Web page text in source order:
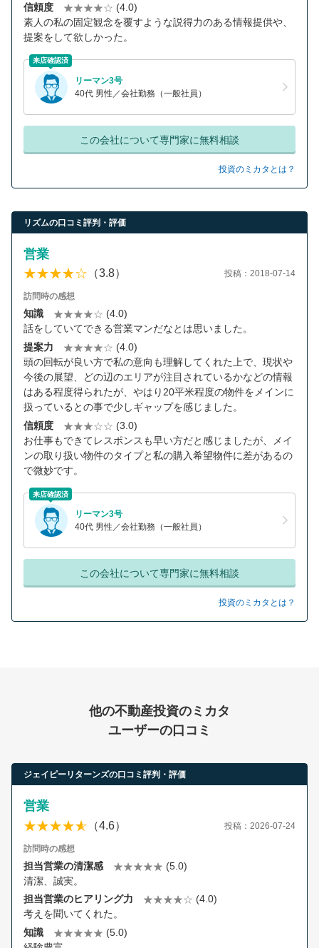
信頼度
(4.0)
素人の私の固定観念を覆すような説得力のある情報提供や、
提案をして欲しかった。
来店確認済
リーマン3号
40代 男性／会社勤務（一般社員）
この会社について専門家に無料相談
投資のミカタとは？
リズムの口コミ評判・評価
営業
（3.8） 投稿：2018-07-14
訪問時の感想
知識
(4.0)
話をしていてできる営業マンだなとは思いました。
提案力
(4.0)
頭の回転が良い方で私の意向も理解してくれた上で、現状や
今後の展望、どの辺のエリアが注目されているかなどの情報
はある程度得られたが、やはり20平米程度の物件をメインに
扱っているとの事で少しギャップを感じました。
信頼度
(3.0)
お仕事もできてレスポンスも早い方だと感じましたが、メイ
ンの取り扱い物件のタイプと私の購入希望物件に差があるの
で微妙です。
来店確認済
リーマン3号
40代 男性／会社勤務（一般社員）
この会社について専門家に無料相談
投資のミカタとは？
他の不動産投資のミカタ
ユーザーの口コミ
ジェイピーリターンズの口コミ評判・評価
営業
（4.6） 投稿：2026-07-24
訪問時の感想
担当営業の清潔感
(5.0)
清潔、誠実。
担当営業のヒアリング力
(4.0)
考えを聞いてくれた。
知識
(5.0)